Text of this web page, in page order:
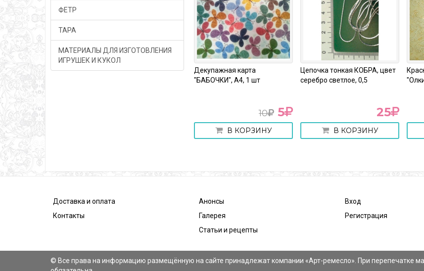
ФЕТР
ТАРА
МАТЕРИАЛЫ ДЛЯ ИЗГОТОВЛЕНИЯ
ИГРУШЕК И КУКОЛ
Декупажная карта
"БАБОЧКИ", А4, 1 шт
10 5
В КОРЗИНУ
Цепочка тонкая КОБРА, цвет
серебро светлое, 0,5
25
В КОРЗИНУ
Доставка и оплата
Контакты
Анонсы
Галерея
Статьи и рецепты
Вход
Регистрация
© Все права на информацию размещённую на сайте принадлежат компании «Арт-ремесло». При перепечатке